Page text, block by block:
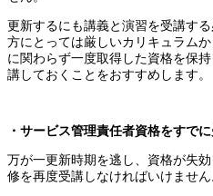
更新するにも講義と演習を受講す
方にとっては厳しいカリキュラム
に関わらず一度取得した資格を保
講しておくことをおすすめします。
・サービス管理責任者資格をすで
万が一更新時期を逃し、資格が失
修を再度受講しなければいけません